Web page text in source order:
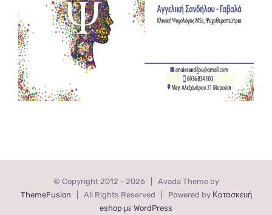
© Copyright 2012 - 2026 | Avada Theme by
ThemeFusion | All Rights Reserved | Powered by Κατασκευή
eshop με WordPress